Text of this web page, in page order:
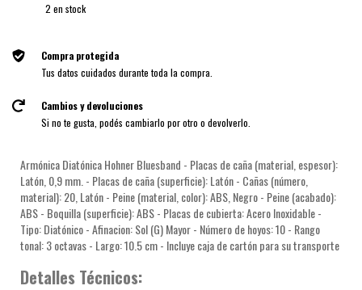
2 en stock
Compra protegida
Tus datos cuidados durante toda la compra.
Cambios y devoluciones
Si no te gusta, podés cambiarlo por otro o devolverlo.
Armónica Diatónica Hohner Bluesband - Placas de caña (material, espesor):
Latón, 0,9 mm. - Placas de caña (superficie): Latón - Cañas (número,
material): 20, Latón - Peine (material, color): ABS, Negro - Peine (acabado):
ABS - Boquilla (superficie): ABS - Placas de cubierta: Acero Inoxidable -
Tipo: Diatónico - Afinacion: Sol (G) Mayor - Número de hoyos: 10 - Rango
tonal: 3 octavas - Largo: 10.5 cm - Incluye caja de cartón para su transporte
Detalles Técnicos: